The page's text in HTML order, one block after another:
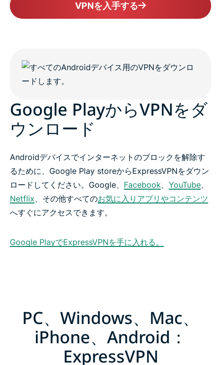
VPNを入手する
Google PlayからVPNをダ
ウンロード
Androidデバイスでインターネットのブロックを解除す
るために、Google Play storeからExpressVPNをダウン
ロードしてください。Google、 Facebook、 YouTube、
Netflix、その他すべてのお気に入りアプリやコンテンツ
へすぐにアクセスできます。
Google PlayでExpressVPNを手に入れる。
PC、Windows、Mac、
iPhone、Android：
ExpressVPN